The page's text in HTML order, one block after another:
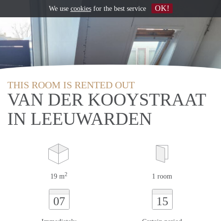
THIS ROOM IS RENTED OUT
VAN DER KOOYSTRAAT
IN LEEUWARDEN
19 m2 1 room
07 15
We use cookiesfor the best service OK!